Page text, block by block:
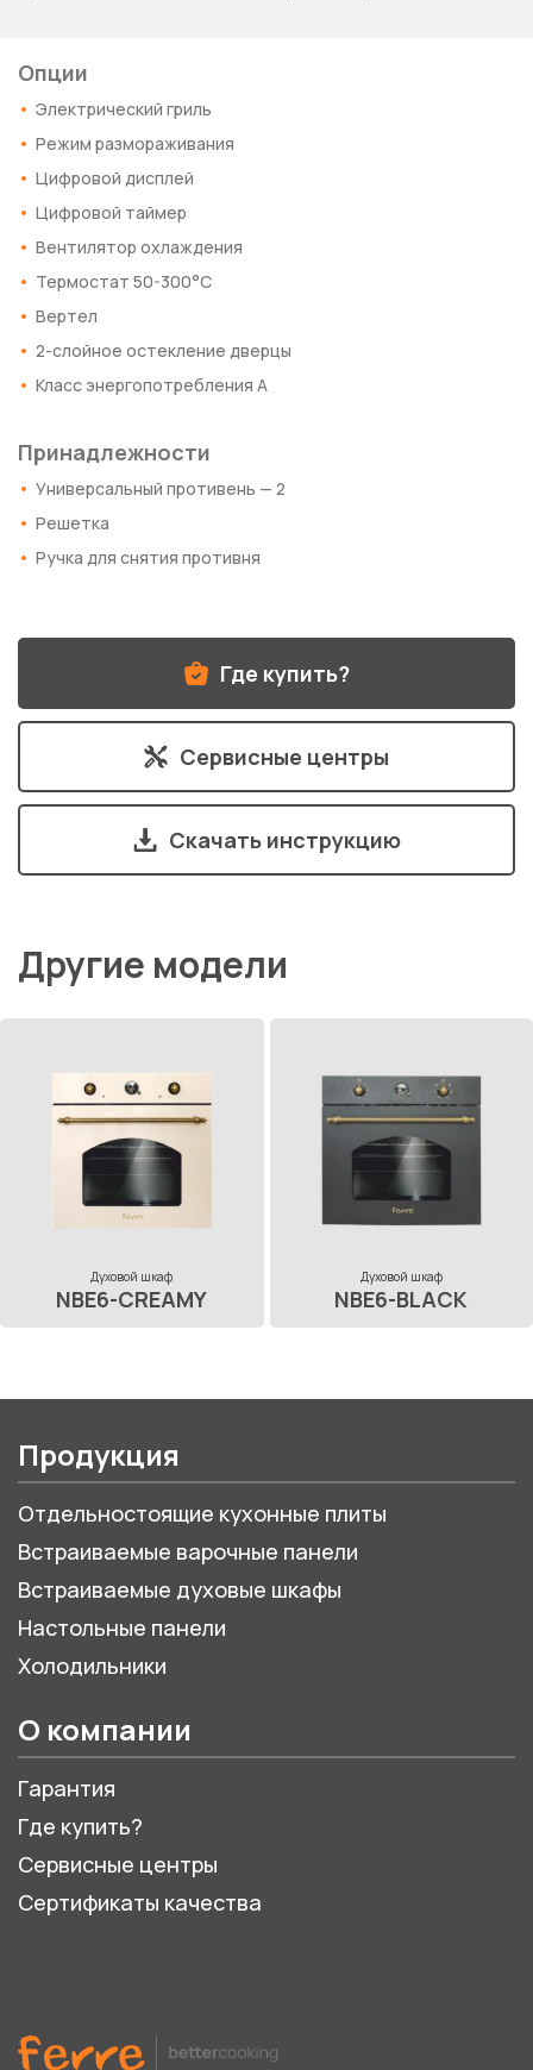
Опции
Электрический гриль
Режим размораживания
Цифровой дисплей
Цифровой таймер
Вентилятор охлаждения
Термостат 50-300°С
Вертел
2-слойное остекление дверцы
Класс энергопотребления А
Принадлежности
Универсальный противень — 2
Решетка
Ручка для снятия противня
Где купить?
Сервисные центры
Скачать инструкцию
Другие модели
Духовой шкаф
NBE6-CREAMY
Духовой шкаф
NBE6-BLACK
Продукция
Отдельностоящие кухонные плиты
Встраиваемые варочные панели
Встраиваемые духовые шкафы
Настольные панели
Холодильники
О компании
Гарантия
Где купить?
Сервисные центры
Сертификаты качества